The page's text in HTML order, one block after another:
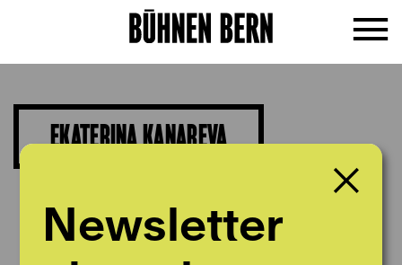
EKATERINA KANAREVA
Newsletter